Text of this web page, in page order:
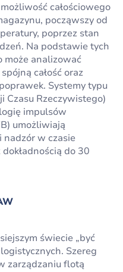
całościowego
począwszy od
poprzez stan
Na podstawie tych
może analizować
całość oraz
Systemy typu
Czasu Rzeczywistego)
impulsów
umożliwiają
nadzór w czasie
do 30
świecie „być
Szereg
zarządzaniu flotą